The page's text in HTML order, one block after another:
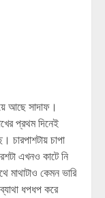
আছে সাদাফ।
প্রথম দিনেই
চারপাশটায় চাপা
এখনও কাটে নি
মাথাটাও কেমন ভারি
ধপধপ করে